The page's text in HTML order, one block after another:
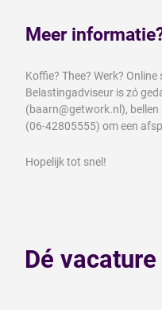
Meer
Koffie? Thee? Werk?
Belastingadviseur is zó
(baarn@getwork.nl),
(06-42805555) om een
Hopelijk tot snel!
Dé